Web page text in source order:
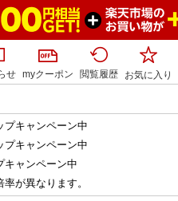
せ myクーポン 閲覧履歴 お気に入り
キャンペーン中
キャンペーン中
ャンペーン中
が異なります。